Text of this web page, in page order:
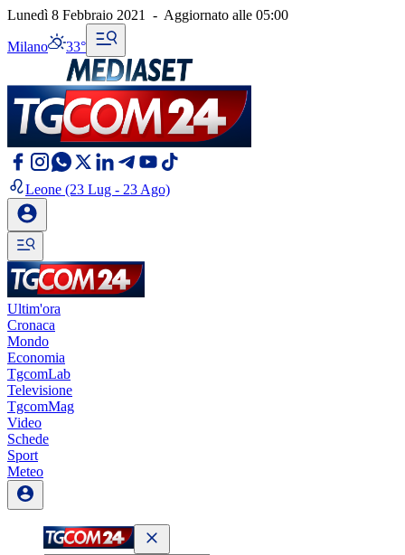
Lunedì 8 Febbraio 2021 - Aggiornato alle 05:00
Milano 33°
Leone (23 Lug - 23 Ago)
Ultim'ora
Cronaca
Mondo
Economia
TgcomLab
Televisione
TgcomMag
Video
Schede
Sport
Meteo